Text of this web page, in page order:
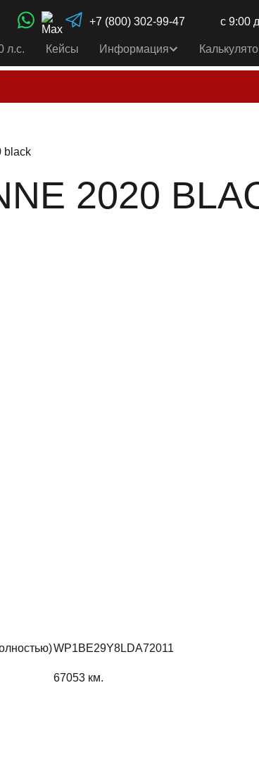
+7 (800) 302-99-47 с 9:00
л.с. Кейсы Информация
black
2020
WP1BE29Y8LDA72011
67053 км.